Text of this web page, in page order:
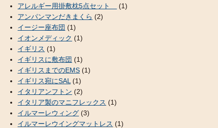
アレルギー用掛敷枕5点セット
(1)
アンパンマンだきまくら (2)
イージー座布団 (1)
イオンメディック (1)
イギリス (1)
イギリスに敷布団 (1)
イギリスまでのEMS (1)
イギリス宛にSAL (1)
イタリアンフトン (2)
イタリア製のマニフレックス (1)
イルマーレウィング (3)
イルマーレウイングマットレス (1)